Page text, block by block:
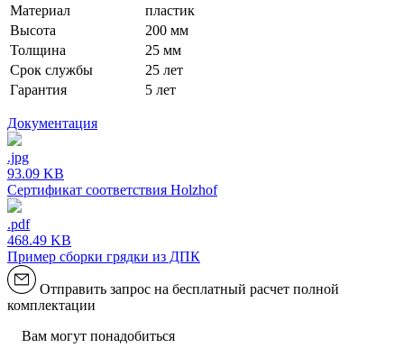
Материал
пластик
Высота
200 мм
Толщина
25 мм
Срок службы
25 лет
Гарантия
5 лет
Документация
.jpg
93.09 KB
Сертификат соответствия Holzhof
.pdf
468.49 KB
Пример сборки грядки из ДПК
Отправить запрос на бесплатный расчет полной
комплектации
Вам могут понадобиться